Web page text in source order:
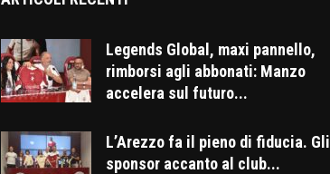
Legends Global, maxi pannello,
rimborsi agli abbonati: Manzo
accelera sul futuro...
L’Arezzo fa il pieno di fiducia. Gli
sponsor accanto al club...